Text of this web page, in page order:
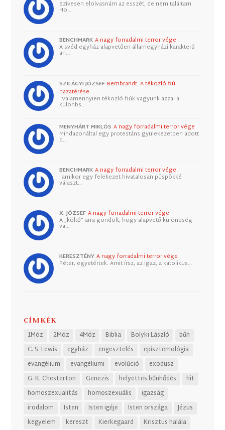
Szívesen elolvasnám az esszét, de nem találtam.
Ho…
BENCHMARK A nagy forradalmi terror vége
A svéd egyház alapvetően államegyházi karakterű
an…
SZILÁGYI JÓZSEF Rembrandt: A tékozló fiú
hazatérése
"Valamennyien tékozló fiúk vagyunk azzal a
különbs…
MENYHÁRT MIKLÓS A nagy forradalmi terror vége
Mindazonáltal egy protestáns gyülekezetben adott
d…
BENCHMARK A nagy forradalmi terror vége
"amikor egy felekezet hivatalosan püspökké
választ…
X. JÓZSEF A nagy forradalmi terror vége
A „költő” arra gondolt, hogy alapvető különbség
va…
KERESZTÉNY A nagy forradalmi terror vége
Péter, egyetértek. Amit írsz, az igaz, a katolikus…
CÍMKÉK
1Móz 2Móz 4Móz Biblia Bolyki László
bűn
C. S. Lewis
egyház engesztelés
episztemológia
evangélium
evangéliumi evolúció
exodusz
G. K. Chesterton
Genezis helyettes bűnhődés
hit
homoszexualitás
homoszexuális
igazság
irodalom
Isten Isten igéje Isten országa
Jézus
kegyelem
kereszt Kierkegaard Krisztus halála